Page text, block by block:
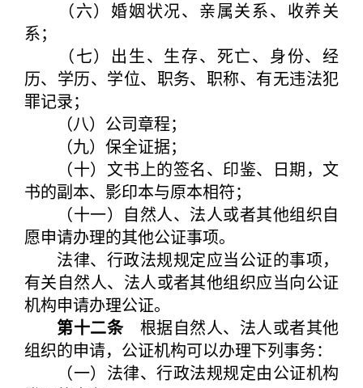
（六）婚姻状况、亲属关系、收养关
系；
（七）出生、生存、死亡、身份、经
历、学历、学位、职务、职称、有无违法犯
罪记录；
（八）公司章程；
（九）保全证据；
（十）文书上的签名、印鉴、日期，文
书的副本、影印本与原本相符；
（十一）自然人、法人或者其他组织自
愿申请办理的其他公证事项。
法律、行政法规规定应当公证的事项，
有关自然人、法人或者其他组织应当向公证
机构申请办理公证。
第十二条根据自然人、法人或者其他
组织的申请，公证机构可以办理下列事务：
（一）法律、行政法规规定由公证机构